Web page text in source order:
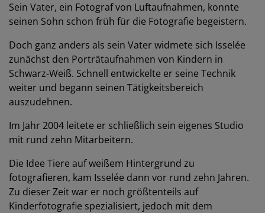
Sein Vater, ein Fotograf von Luftaufnahmen, konnte
seinen Sohn schon früh für die Fotografie begeistern.
Doch ganz anders als sein Vater widmete sich Isselée
zunächst den Porträtaufnahmen von Kindern in
Schwarz-Weiß. Schnell entwickelte er seine Technik
weiter und begann seinen Tätigkeitsbereich
auszudehnen.
Im Jahr 2004 leitete er schließlich sein eigenes Studio
mit rund zehn Mitarbeitern.
Die Idee Tiere auf weißem Hintergrund zu
fotografieren, kam Isselée dann vor rund zehn Jahren.
Zu dieser Zeit war er noch größtenteils auf
Kinderfotografie spezialisiert, jedoch mit dem